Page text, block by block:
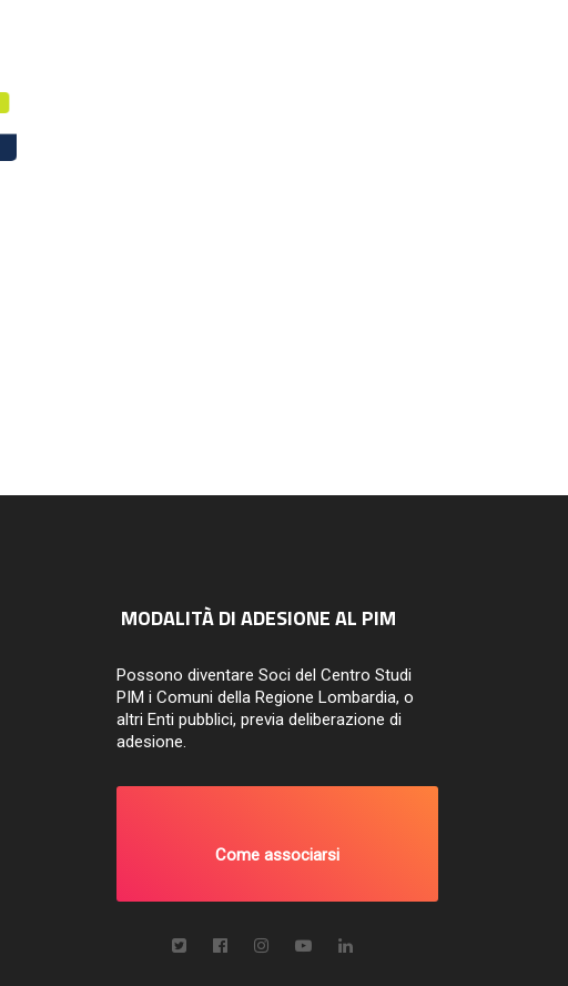
MODALITÀ DI ADESIONE AL PIM
Possono diventare Soci del Centro Studi
PIM i Comuni della Regione Lombardia, o
altri Enti pubblici, previa deliberazione di
adesione.
Come associarsi